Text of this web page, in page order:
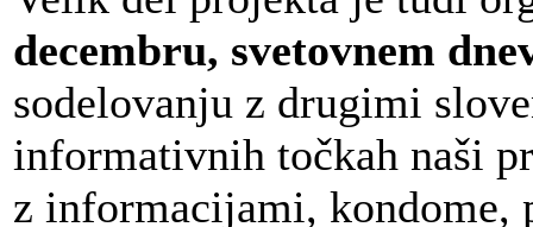
decembru, svetovnem
sodelovanju z drugimi
informativnih točkah naši
z informacijami, kondome,